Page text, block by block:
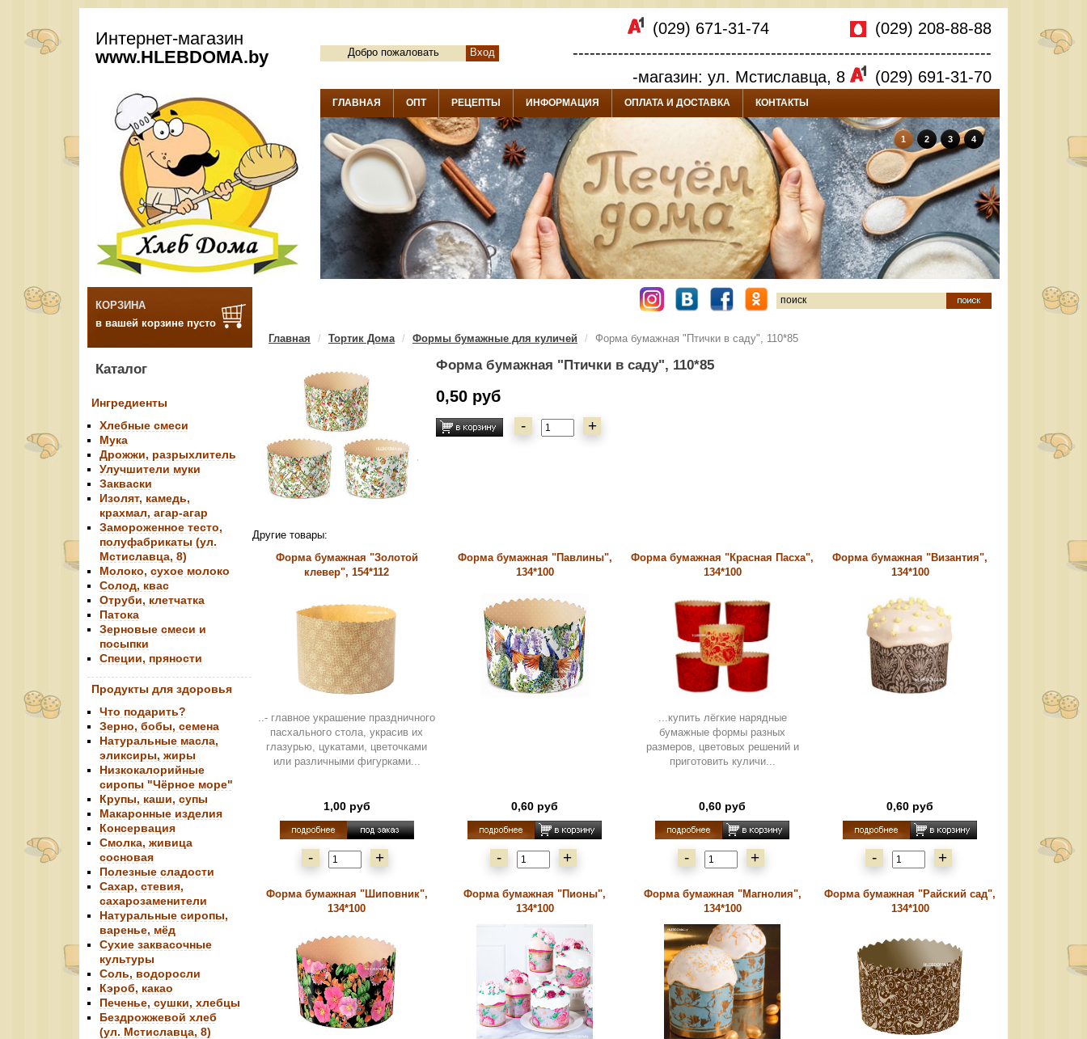
Интернет-магазин
www.HLEBDOMA.by Добро пожаловать Вход
(029) 671-31-74
(029) 208-88-88
--------------------------------------------------------------------------
-магазин: ул. Мстиславца, 8
(029) 691-31-70
ГЛАВНАЯ ОПТ РЕЦЕПТЫ ИНФОРМАЦИЯ ОПЛАТА И ДОСТАВКА КОНТАКТЫ
1 2 3 4
КОРЗИНА
в вашей корзине пусто
Каталог
Ингредиенты
Хлебные смеси
Мука
Дрожжи, разрыхлитель
Улучшители муки
Закваски
Изолят, камедь,
крахмал, агар-агар
Замороженное тесто,
полуфабрикаты (ул.
Мстиславца, 8)
Молоко, сухое молоко
Солод, квас
Отруби, клетчатка
Патока
Зерновые смеси и
посыпки
Специи, пряности
Продукты для здоровья
Что подарить?
Зерно, бобы, семена
Натуральные масла,
эликсиры, жиры
Низкокалорийные
сиропы "Чёрное море"
Крупы, каши, супы
Макаронные изделия
Консервация
Смолка, живица
сосновая
Полезные сладости
Сахар, стевия,
сахарозаменители
Натуральные сиропы,
варенье, мёд
Сухие заквасочные
культуры
Соль, водоросли
Кэроб, какао
Печенье, сушки, хлебцы
Бездрожжевой хлеб
(ул. Мстиславца, 8)
Главная Тортик Дома Формы бумажные для куличей Форма бумажная "Птички в саду", 110*85
Форма бумажная "Птички в саду", 110*85
0,50 руб
- +
Другие товары:
Форма бумажная "Золотой
клевер", 154*112
..- главное украшение праздничного
пасхального стола, украсив их
глазурью, цукатами, цветочками
или различными фигурками...
1,00 руб
- +
Форма бумажная "Павлины",
134*100
0,60 руб
- +
Форма бумажная "Красная Пасха",
134*100
...купить лёгкие нарядные
бумажные формы разных
размеров, цветовых решений и
приготовить куличи...
0,60 руб
- +
Форма бумажная "Византия",
134*100
0,60 руб
- +
Форма бумажная "Шиповник",
134*100
Форма бумажная "Пионы",
134*100
Форма бумажная "Магнолия",
134*100
Форма бумажная "Райский сад",
134*100